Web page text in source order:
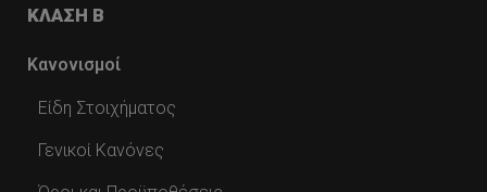
ΚΛΑΣΗ Β
Κανονισμοί
Είδη Στοιχήματος
Γενικοί Κανόνες